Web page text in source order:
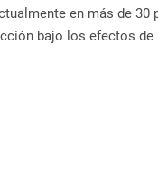
en más de 30
bajo los efectos de